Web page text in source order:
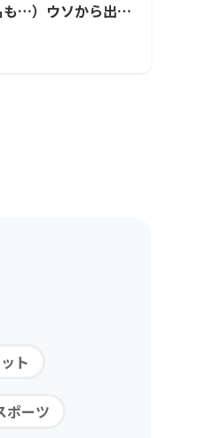
も…）ウソから出た
ト
ポーツ